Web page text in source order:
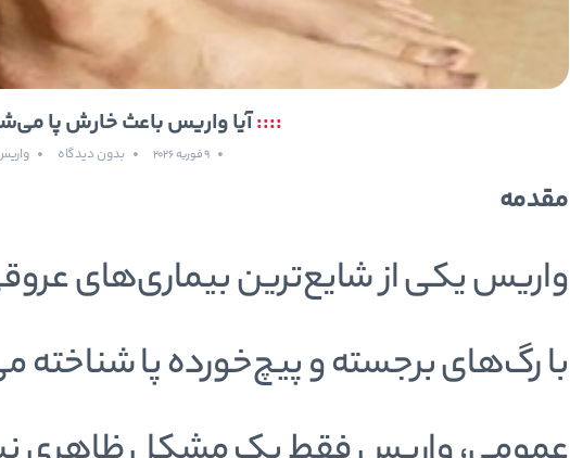
::::آیا واریس باعث خارش پا
9 فوریه 2026 بدون دیدگاه
مقدمه
واریس یکی از شایع‌ترین بیماری‌های
با رگ‌های برجسته و پیچ‌خورده پا شناخته